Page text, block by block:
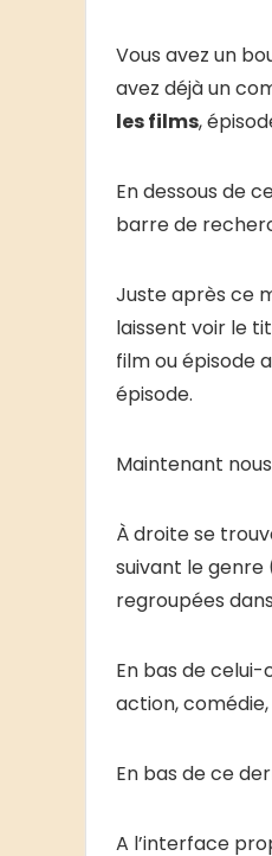
Vous avez un
avez déjà un
les films,
En dessous de
barre de
Juste après ce
laissent voir le
film ou épisode
épisode.
Maintenant
À droite se
suivant le
regroupées
En bas de
action,
En bas de ce
A l’interface